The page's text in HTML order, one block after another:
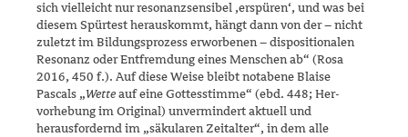
sich vielleicht nur resonanzsensibel ‚erspüren‘, und was bei
die­sem Spürtest herauskommt, hängt dann von der – nicht
zuletzt im Bil­dungsprozess erworbenen – dispositionalen
Resonanz oder Entfrem­dung eines Menschen ab“ (Rosa
2016, 450 f.). Auf diese Weise bleibt notabene Blaise
Pascals „Wette auf eine Gottesstimme“ (ebd. 448; Her­
vorhebung im Original) unvermindert aktuell und
herausfordernd im „säkularen Zeitalter“, in dem alle